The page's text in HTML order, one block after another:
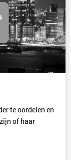
te oordelen en
of haar